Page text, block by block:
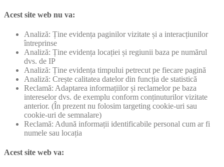
Acest site web nu va:
Analiză: Ține evidența paginilor vizitate și a interacțiunilor
întreprinse
Analiză: Ține evidența locației și regiunii baza pe numărul
dvs. de IP
Analiză: Ține evidența timpului petrecut pe fiecare pagină
Analiză: Crește calitatea datelor din funcția de statistică
Reclamă: Adaptarea informațiilor și reclamelor pe baza
intereselor dvs. de exemplu conform conținuturilor vizitate
anterior. (În prezent nu folosim targeting cookie-uri sau
cookie-uri de semnalare)
Reclamă: Adună informații identificabile personal cum ar fi
numele sau locația
Acest site web va: